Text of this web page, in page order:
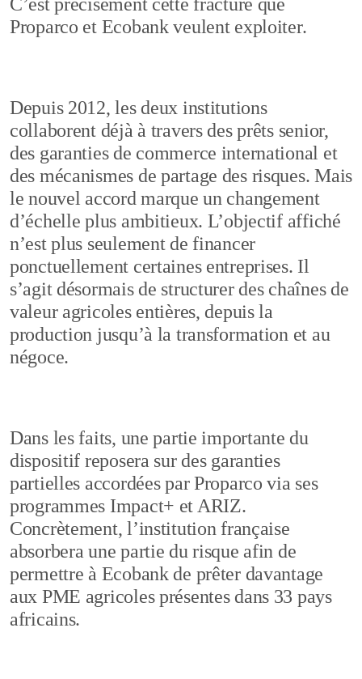
C’est précisément cette fracture que
Proparco et Ecobank veulent exploiter.
Depuis 2012, les deux institutions
collaborent déjà à travers des prêts senior,
des garanties de commerce international et
des mécanismes de partage des risques. Mais
le nouvel accord marque un changement
d’échelle plus ambitieux. L’objectif affiché
n’est plus seulement de financer
ponctuellement certaines entreprises. Il
s’agit désormais de structurer des chaînes de
valeur agricoles entières, depuis la
production jusqu’à la transformation et au
négoce.
Dans les faits, une partie importante du
dispositif reposera sur des garanties
partielles accordées par Proparco via ses
programmes Impact+ et ARIZ.
Concrètement, l’institution française
absorbera une partie du risque afin de
permettre à Ecobank de prêter davantage
aux PME agricoles présentes dans 33 pays
africains.